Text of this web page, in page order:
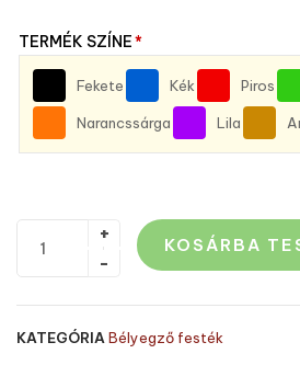
TERMÉK SZÍNE*
Fekete Kék Piros
Narancssárga Lila
KOSÁRBA
KATEGÓRIA Bélyegző festék